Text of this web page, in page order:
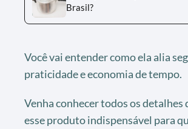
Brasil?
Você vai entender como ela alia
praticidade e economia de tempo.
Venha conhecer todos os detalhes
esse produto indispensável para